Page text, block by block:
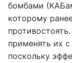
бомбами
которому
применять их
поскольку